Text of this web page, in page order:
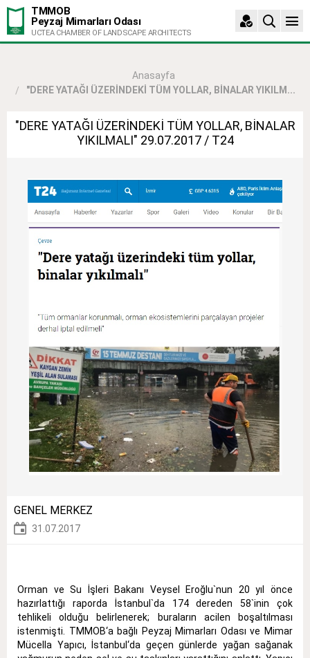
TMMOB
Peyzaj Mimarları Odası
UCTEA CHAMBER OF LANDSCAPE ARCHITECTS
Anasayfa
"DERE YATAĞI ÜZERİNDEKİ TÜM YOLLAR, BİNALAR YIKILM...
"DERE YATAĞI ÜZERİNDEKİ TÜM YOLLAR, BİNALAR
YIKILMALI" 29.07.2017 / T24
GENEL MERKEZ
31.07.2017
Orman ve Su İşleri Bakanı Veysel Eroğlu`nun 20 yıl önce
hazırlattığı raporda İstanbul`da 174 dereden 58`inin çok
tehlikeli olduğu belirlenerek; buraların acilen boşaltılması
istenmişti. TMMOB‘a bağlı Peyzaj Mimarları Odası ve Mimar
Mücella Yapıcı, İstanbul‘da geçen günlerde yağan sağanak